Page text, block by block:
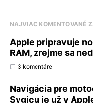
NAJVIAC KOMENTOVANÉ
Apple pripravuje
RAM, zrejme sa
3 komentáre
Navigácia pre
Sygicu je už v